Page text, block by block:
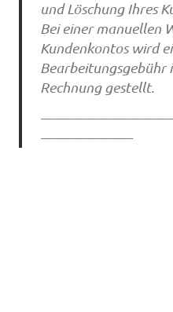
und Löschung Ihres
Bei einer manuellen
Kundenkontos wird
Bearbeitungsgebühr
Rechnung gestellt.
——————–